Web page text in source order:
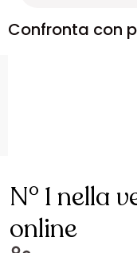
Confronta con
N° 1 nella
online